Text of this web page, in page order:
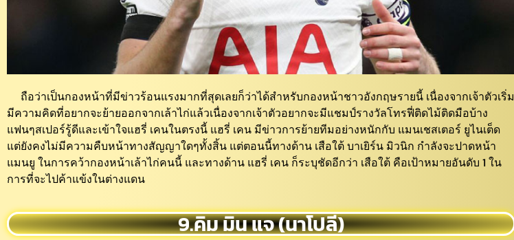
ถือว่าเป็นกองหน้าที่มีข่าวร้อนแรงมากที่สุดเลยก็ว่าได้สำหรับกองหน้าชาวอังกฤษรายนี้ เนื่องจากเจ้าตัวเริ่ม
มีความคิดที่อยากจะย้ายออกจากเล้าไก่แล้วเนื่องจากเจ้าตัวอยากจะมีแชมป์รางวัลโทรฟี่ติดไม้ติดมือบ้าง
แฟนๆสเปอร์รู้ดีและเข้าใจแฮรี่ เคนในตรงนี้ แฮรี่ เคน มีข่าวการย้ายทีมอย่างหนักกับ แมนเชสเตอร์ ยูไนเต็ด
แต่ยังคงไม่มีความคืบหน้าทางสัญญาใดๆทั้งสิ้น แต่ตอนนี้ทางด้าน เสือใต้ บาเยิร์น มิวนิก กำลังจะปาดหน้า
แมนยู ในการคว้ากองหน้าเล้าไก่คนนี้ และทางด้าน แฮรี่ เคน ก็ระบุชัดอีกว่า เสือใต้ คือเป้าหมายอันดับ 1 ใน
การที่จะไปค้าแข้งในต่างแดน
9.คิม มิน แจ (นาโปลี)